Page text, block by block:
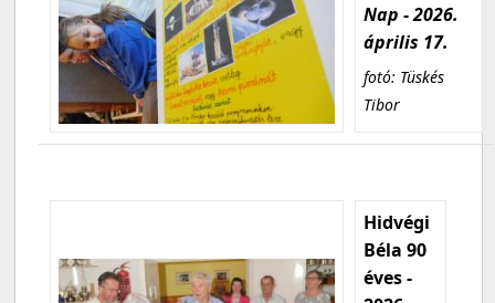
Nap - 2026.
április 17.
fotó: Tüskés
Tibor
Hidvégi
Béla 90
éves -